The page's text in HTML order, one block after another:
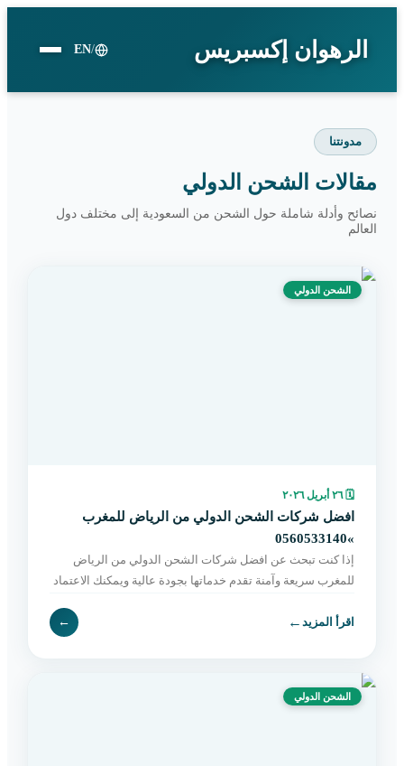
الرهوان إكسبريس /
EN
مدونتنا
مقالات الشحن الدولي
نصائح وأدلة شاملة حول الشحن من السعودية إلى مختلف دول
العالم
الشحن الدولي
🗓 ٢٦ أبريل ٢٠٢٦
افضل شركات الشحن الدولي من الرياض للمغرب
»0560533140
إذا كنت تبحث عن افضل شركات الشحن الدولي من الرياض
للمغرب سريعة وآمنة تقدم خدماتها بجودة عالية ويمكنك الاعتماد
اقرأ المزيد←
←
الشحن الدولي